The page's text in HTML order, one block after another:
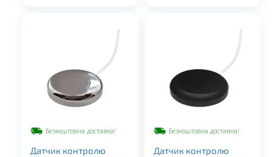
Безкоштовна доставка!
Датчик контролю
Безкоштовна доставка!
Датчик контролю